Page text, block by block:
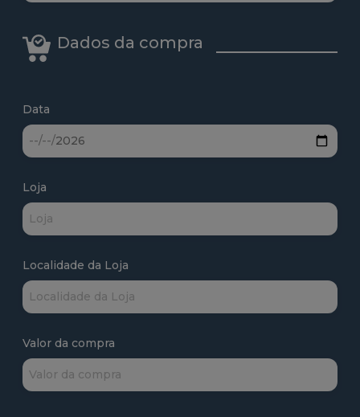
Dados da compra
Data
Loja
Localidade da Loja
Valor da compra